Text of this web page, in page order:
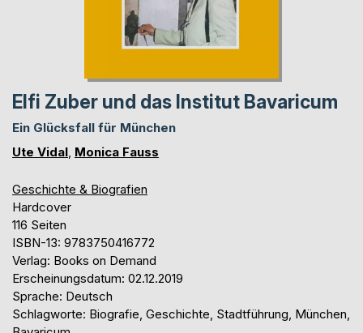
Elfi Zuber und das Institut Bavaricum
Ein Glücksfall für München
Ute Vidal Monica Fauss
Geschichte & Biografien
Hardcover
116 Seiten
ISBN-13: 9783750416772
Verlag: Books on Demand
Erscheinungsdatum: 02.12.2019
Sprache: Deutsch
Schlagworte: Biografie, Geschichte, Stadtführung, München,